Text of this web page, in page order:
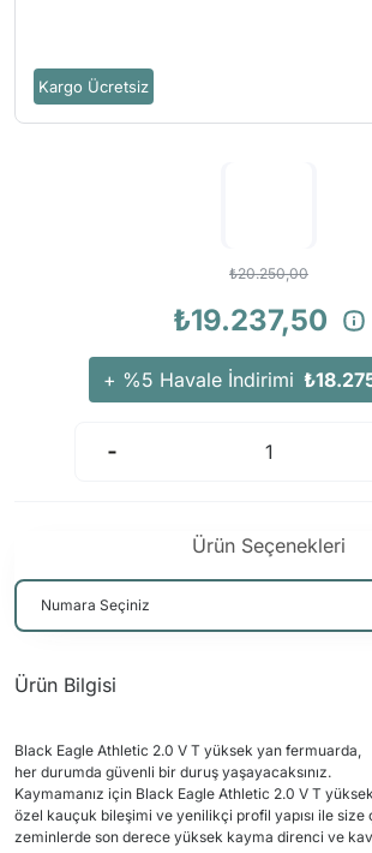
Kargo Ücretsiz
₺20.250,00
₺19.237,50
+ %5 Havale İndirimi
Ürün Seçenekleri
Ürün Bilgisi
Black Eagle Athletic 2.0 V T yüksek yan fermuarda,
her durumda güvenli bir duruş yaşayacaksınız.
Kaymamanız için Black Eagle Athletic 2.0 V T
özel kauçuk bileşimi ve yenilikçi profil yapısı ile size
zeminlerde son derece yüksek kayma direnci ve